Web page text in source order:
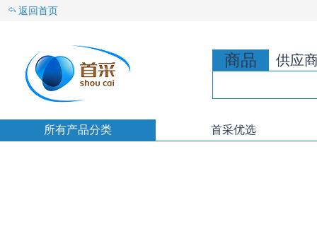
返回首页
商品 供应
所有产品分类 首采优选